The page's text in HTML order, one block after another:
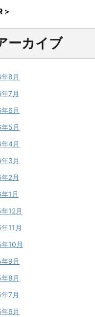
＞
ーカイブ
8月
7月
6月
5月
4月
3月
2月
1月
12月
11月
10月
9月
8月
7月
6月